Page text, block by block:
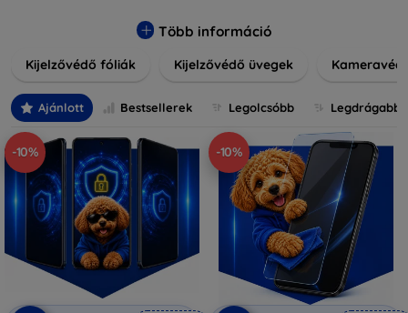
hanem kristálytiszta képet is biztosítanak, megőrzi a
és stílusú kijelzővédőink közül, hogy a mindennapok során is
fedésről vagy íves kijelzővédelemről, a minőséget szem
előtt tartva kínálunk megoldásokat minden eszközre.
Több információ
Kijelzővédő fóliák Kijelzővédő üvegek
Ajánlott Bestsellerek Legolcsóbb Legdrágabb
-10% -10%